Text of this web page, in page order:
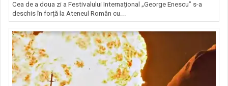
Cea de a doua zi a Festivalului Internațional „George Enescu” s-a
deschis în forță la Ateneul Român cu...